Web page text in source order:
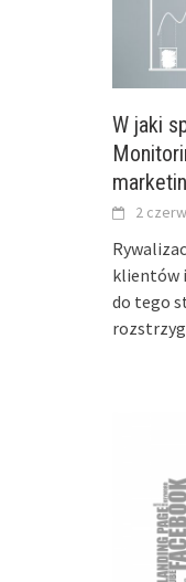
W jaki
2
klientów
do tego